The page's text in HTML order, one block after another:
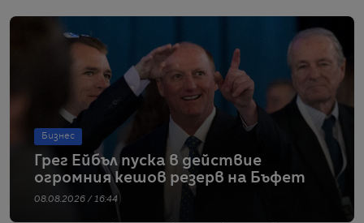
Бизнес
Грег Ейбъл пуска в действие
огромния кешов резерв на Бъфет
08.08.2026 / 16:44